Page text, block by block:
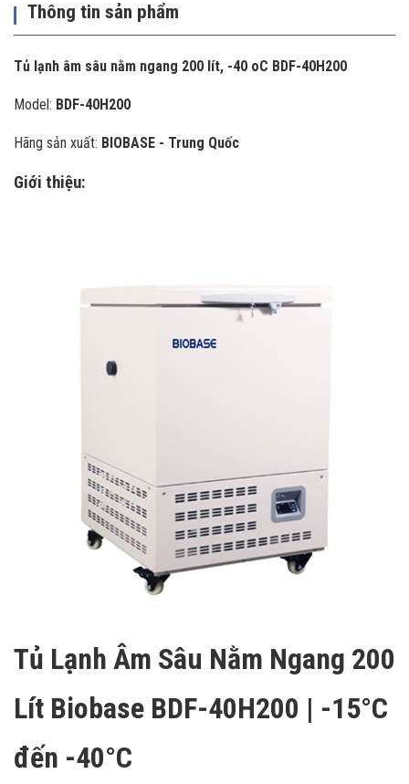
Thông tin sản phẩm
Tủ lạnh âm sâu nằm ngang 200 lít, -40 oC BDF-40H200
Model: BDF-40H200
Hãng sản xuất: BIOBASE - Trung Quốc
Giới thiệu:
Tủ Lạnh Âm Sâu Nằm Ngang 200
Lít Biobase BDF-40H200 | -15°C
đến -40°C